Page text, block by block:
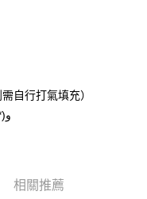
支付方式。 讓您購物簡單
。
。
自行打氣填充）
✦讓小新陪你運動！一起熱血一夏٩(*•̀ᴗ•́*)و
相關推薦